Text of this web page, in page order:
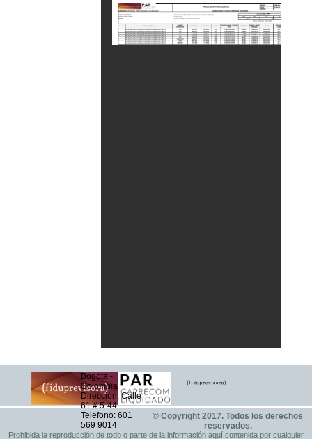
Bogota -
Colombia
Dirección: Calle
61 # 5-44
Telefono: 601
569 9014
© Copyright 2017. Todos los derechos
reservados.
Prohibida la reproducción de todo o parte de la información aquí contenida por cualquier